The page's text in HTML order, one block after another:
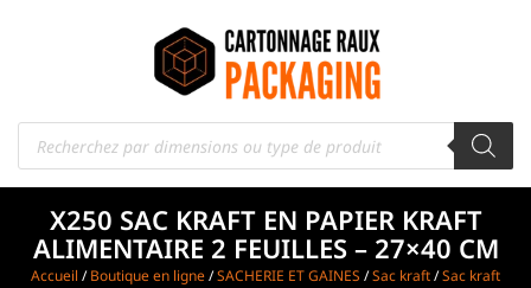
X250 SAC KRAFT EN PAPIER KRAFT
ALIMENTAIRE 2 FEUILLES – 27×40 CM
Accueil /Boutique en ligne/SACHERIE ET GAINES /Sac kraft/Sac kraft